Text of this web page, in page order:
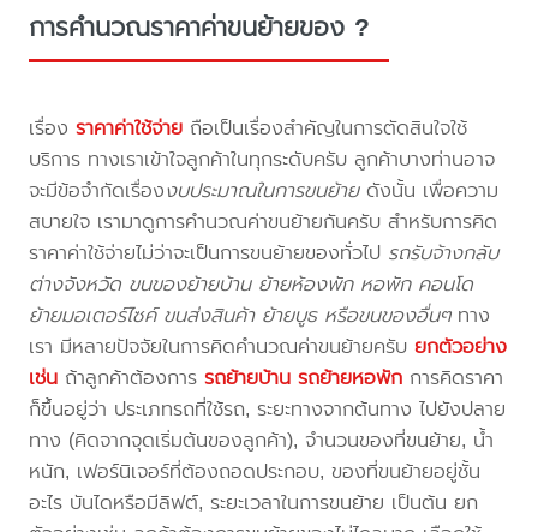
การคำนวณราคาค่าขนย้ายของ ?
เรื่องราคาค่าใช้จ่าย ถือเป็นเรื่องสำคัญในการตัดสินใจใช้
บริการ ทางเราเข้าใจลูกค้าในทุกระดับครับ ลูกค้าบางท่านอาจ
จะมีข้อจำกัดเรื่องงบประมาณในการขนย้ายดังนั้น เพื่อความ
สบายใจ เรามาดูการคำนวณค่าขนย้ายกันครับ สำหรับการคิด
ราคาค่าใช้จ่ายไม่ว่าจะเป็นการขนย้ายของทั่วไป รถรับจ้างกลับ
ต่างจังหวัด ขนของย้ายบ้าน ย้ายห้องพัก หอพัก คอนโด
ย้ายมอเตอร์ไซค์ ขนส่งสินค้า ย้ายบูธ หรือขนของอื่นๆทาง
เรา มีหลายปัจจัยในการคิดคำนวณค่าขนย้ายครับยกตัวอย่าง
เช่น ถ้าลูกค้าต้องการรถย้ายบ้าน รถย้ายหอพัก การคิดราคา
ก็ขึ้นอยู่ว่า ประเภทรถที่ใช้รถ, ระยะทางจากต้นทาง ไปยังปลาย
ทาง (คิดจากจุดเริ่มต้นของลูกค้า), จำนวนของที่ขนย้าย, น้ำ
หนัก, เฟอร์นิเจอร์ที่ต้องถอดประกอบ, ของที่ขนย้ายอยู่ชั้น
อะไร บันไดหรือมีลิฟต์, ระยะเวลาในการขนย้าย เป็นต้น ยก